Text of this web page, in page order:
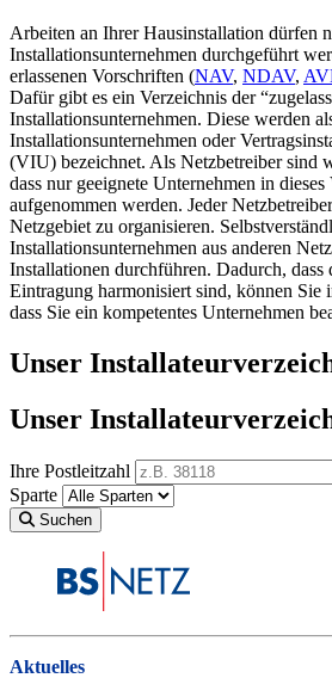
Arbeiten an Ihrer Hausinstallation dürfen
Installationsunternehmen durchgeführt
erlassenen Vorschriften (NAV, NDAV,
Dafür gibt es ein Verzeichnis der
Installationsunternehmen. Diese werden
Installationsunternehmen oder
(VIU) bezeichnet. Als Netzbetreiber sind
dass nur geeignete Unternehmen in dieses
aufgenommen werden. Jeder
Netzgebiet zu organisieren.
Installationsunternehmen aus anderen
Installationen durchführen. Dadurch, dass
Eintragung harmonisiert sind, können Sie
dass Sie ein kompetentes Unternehmen
Unser
Unser
Ihre Postleitzahl
Sparte
Suchen
Aktuelles